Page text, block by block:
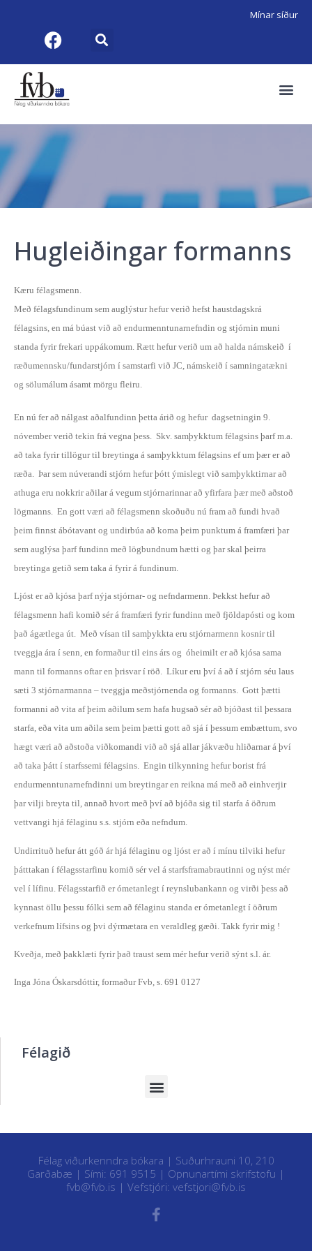
Mínar síður
Hugleiðingar formanns
Kæru félagsmenn.
Með félagsfundinum sem auglýstur hefur verið hefst haustdagskrá
félagsins, en má búast við að endurmenntunarnefndin og stjórnin muni
standa fyrir frekari uppákomum. Rætt hefur verið um að halda námskeið í
ræðumennsku/fundarstjórn í samstarfi við JC, námskeið í samningatækni
og sölumálum ásamt mörgu fleiru.
En nú fer að nálgast aðalfundinn þetta árið og hefur dagsetningin 9.
nóvember verið tekin frá vegna þess. Skv. samþykktum félagsins þarf m.a.
að taka fyrir tillögur til breytinga á samþykktum félagsins ef um þær er að
ræða. Þar sem núverandi stjórn hefur þótt ýmislegt við samþykktirnar að
athuga eru nokkrir aðilar á vegum stjórnarinnar að yfirfara þær með aðstoð
lögmanns. En gott væri að félagsmenn skoðuðu nú fram að fundi hvað
þeim finnst ábótavant og undirbúa að koma þeim punktum á framfæri þar
sem auglýsa þarf fundinn með lögbundnum hætti og þar skal þeirra
breytinga getið sem taka á fyrir á fundinum.
Ljóst er að kjósa þarf nýja stjórnar- og nefndarmenn. Þekkst hefur að
félagsmenn hafi komið sér á framfæri fyrir fundinn með fjöldapósti og kom
það ágætlega út. Með vísan til samþykkta eru stjórnarmenn kosnir til
tveggja ára í senn, en formaður til eins árs og óheimilt er að kjósa sama
mann til formanns oftar en þrisvar í röð. Líkur eru því á að í stjórn séu laus
sæti 3 stjórnarmanna – tveggja meðstjórnenda og formanns. Gott þætti
formanni að vita af þeim aðilum sem hafa hugsað sér að bjóðast til þessara
starfa, eða vita um aðila sem þeim þætti gott að sjá í þessum embættum, svo
hægt væri að aðstoða viðkomandi við að sjá allar jákvæðu hliðarnar á því
að taka þátt í starfssemi félagsins. Engin tilkynning hefur borist frá
endurmenntunarnefndinni um breytingar en reikna má með að einhverjir
þar vilji breyta til, annað hvort með því að bjóða sig til starfa á öðrum
vettvangi hjá félaginu s.s. stjórn eða nefndum.
Undirrituð hefur átt góð ár hjá félaginu og ljóst er að í mínu tilviki hefur
þátttakan í félagsstarfinu komið sér vel á starfsframabrautinni og nýst mér
vel í lífinu. Félagsstarfið er ómetanlegt í reynslubankann og virði þess að
kynnast öllu þessu fólki sem að félaginu standa er ómetanlegt í öðrum
verkefnum lífsins og þvi dýrmætara en veraldleg gæði. Takk fyrir mig !
Kveðja, með þakklæti fyrir það traust sem mér hefur verið sýnt s.l. ár.
Inga Jóna Óskarsdóttir, formaður Fvb, s. 691 0127
Félagið
Félag viðurkenndra bókara | Suðurhrauni 10, 210
Garðabæ | Sími: 691 9515 | Opnunartími skrifstofu |
fvb@fvb.is | Vefstjóri: vefstjori@fvb.is